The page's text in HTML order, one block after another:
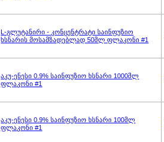
L-გლუტანირი - კონცენტრატი საინფუზიო
ხსნარის მოსამზადებლად 50მლ ფლაკონი #1
აკუ-ენესი 0.9% საინფუზიო ხსნარი 1000მლ
ფლაკონი #1
აკუ-ენესი 0.9% საინფუზიო ხსნარი 100მლ
ფლაკონი #1